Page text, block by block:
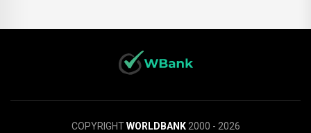
COPYRIGHTWORLDBANK2000 - 2026